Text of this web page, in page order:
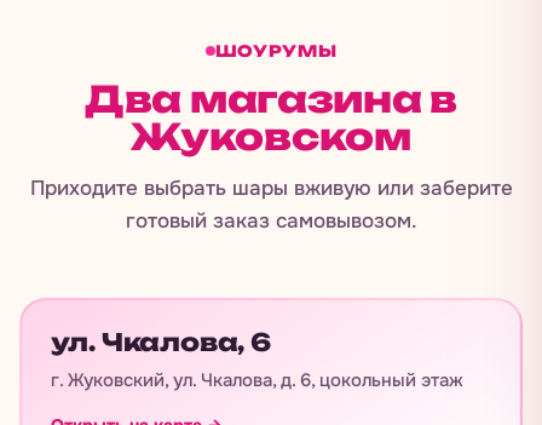
ШОУРУМЫ
Два магазина в
Жуковском
Приходите выбрать шары вживую или заберите
ул. Чкалова, 6
г. Жуковский, ул. Чкалова, д. 6, цокольный этаж